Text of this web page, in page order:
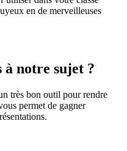
en de merveilleuses
à notre sujet ?
très bon outil pour rendre
permet de gagner